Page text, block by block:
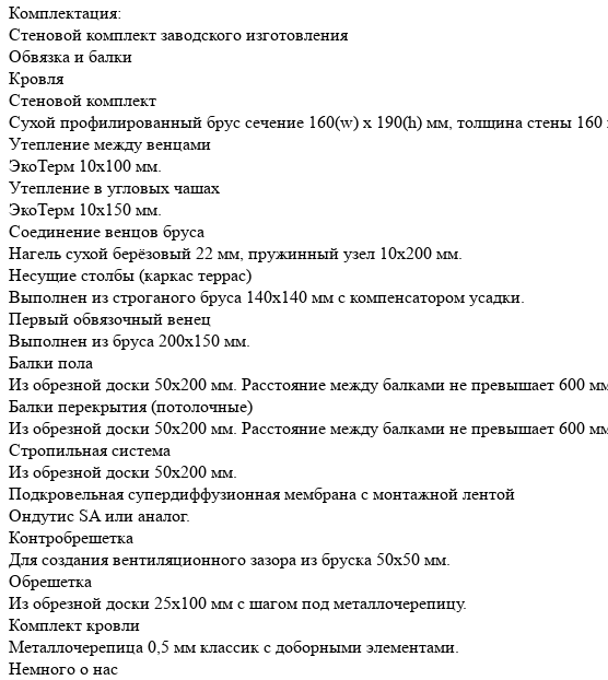
Комплектация:
Стеновой комплект заводского изготовления
Обвязка и балки
Кровля
Стеновой комплект
Сухой профилированный брус сечение 160(w) x 190(h) мм, толщина стены
Утепление между венцами
ЭкоТерм 10х100 мм.
Утепление в угловых чашах
ЭкоТерм 10х150 мм.
Соединение венцов бруса
Нагель сухой берёзовый 22 мм, пружинный узел 10х200 мм.
Несущие столбы (каркас террас)
Выполнен из строганого бруса 140х140 мм с компенсатором усадки.
Первый обвязочный венец
Выполнен из бруса 200х150 мм.
Балки пола
Из обрезной доски 50х200 мм. Расстояние между балками не превышает 600
Балки перекрытия (потолочные)
Из обрезной доски 50х200 мм. Расстояние между балками не превышает 600
Стропильная система
Из обрезной доски 50х200 мм.
Подкровельная супердиффузионная мембрана с монтажной лентой
Ондутис SA или аналог.
Контробрешетка
Для создания вентиляционного зазора из бруска 50х50 мм.
Обрешетка
Из обрезной доски 25х100 мм с шагом под металлочерепицу.
Комплект кровли
Металлочерепица 0,5 мм классик с доборными элементами.
Немного о нас